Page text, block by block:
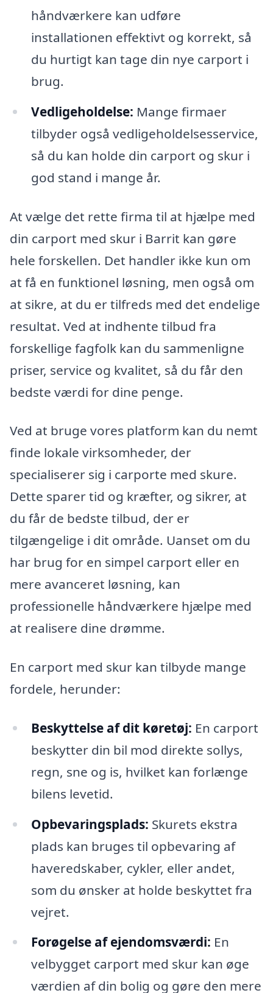
håndværkere kan udføre
installationen effektivt og korrekt, så
du hurtigt kan tage din nye carport i
brug.
Vedligeholdelse: Mange firmaer
tilbyder også vedligeholdelsesservice,
så du kan holde din carport og skur i
god stand i mange år.
At vælge det rette firma til at hjælpe med
din carport med skur i Barrit kan gøre
hele forskellen. Det handler ikke kun om
at få en funktionel løsning, men også om
at sikre, at du er tilfreds med det endelige
resultat. Ved at indhente tilbud fra
forskellige fagfolk kan du sammenligne
priser, service og kvalitet, så du får den
bedste værdi for dine penge.
Ved at bruge vores platform kan du nemt
finde lokale virksomheder, der
specialiserer sig i carporte med skure.
Dette sparer tid og kræfter, og sikrer, at
du får de bedste tilbud, der er
tilgængelige i dit område. Uanset om du
har brug for en simpel carport eller en
mere avanceret løsning, kan
professionelle håndværkere hjælpe med
at realisere dine drømme.
En carport med skur kan tilbyde mange
fordele, herunder:
Beskyttelse af dit køretøj: En carport
beskytter din bil mod direkte sollys,
regn, sne og is, hvilket kan forlænge
bilens levetid.
Opbevaringsplads: Skurets ekstra
plads kan bruges til opbevaring af
haveredskaber, cykler, eller andet,
som du ønsker at holde beskyttet fra
vejret.
Forøgelse af ejendomsværdi: En
velbygget carport med skur kan øge
værdien af din bolig og gøre den mere